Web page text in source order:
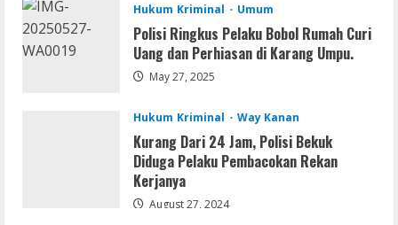
Serialers
MATLAB Crack + Portable Clean
Premium
Serialers
Ableton Live Crack + Portable Windows
10 (x32x64)
Hukum Kriminal Umum
Polisi Ringkus Pelaku Bobol Rumah Curi
Uang dan Perhiasan di Karang Umpu.
May 27, 2025
Hukum Kriminal Way Kanan
Kurang Dari 24 Jam, Polisi Bekuk
Diduga Pelaku Pembacokan Rekan
Kerjanya
August 27, 2024